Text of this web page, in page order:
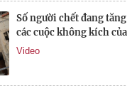
Số người chết đang
các cuộc không kích
Video